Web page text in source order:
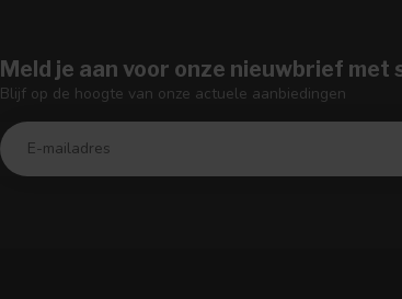
Meld je aan voor onze nieuwbrief met
Blijf op de hoogte van onze actuele aanbiedingen